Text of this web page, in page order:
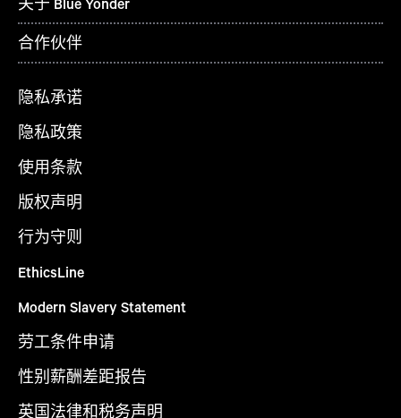
合作伙伴
隐私承诺
隐私政策
使用条款
版权声明
行为守则
EthicsLine
Modern Slavery Statement
劳工条件申请
性别薪酬差距报告
英国法律和税务声明